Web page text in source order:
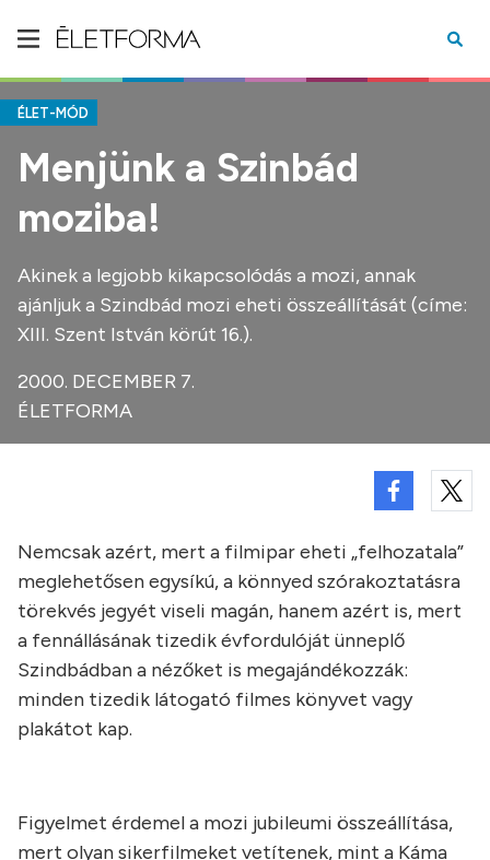
ÉLET-MÓD
Menjünk a Szinbád
moziba!
Akinek a legjobb kikapcsolódás a mozi, annak
ajánljuk a Szindbád mozi eheti összeállítását (címe:
XIII. Szent István körút 16.).
2000. DECEMBER 7.
ÉLETFORMA
Nemcsak azért, mert a filmipar eheti „felhozatala”
meglehetősen egysíkú, a könnyed szórakoztatásra
törekvés jegyét viseli magán, hanem azért is, mert
a fennállásának tizedik évfordulóját ünneplő
Szindbádban a nézőket is megajándékozzák:
minden tizedik látogató filmes könyvet vagy
plakátot kap.
Figyelmet érdemel a mozi jubileumi összeállítása,
mert olyan sikerfilmeket vetítenek, mint a Káma